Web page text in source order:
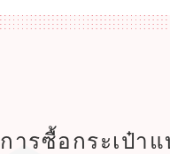
การซื้อกระเป๋า